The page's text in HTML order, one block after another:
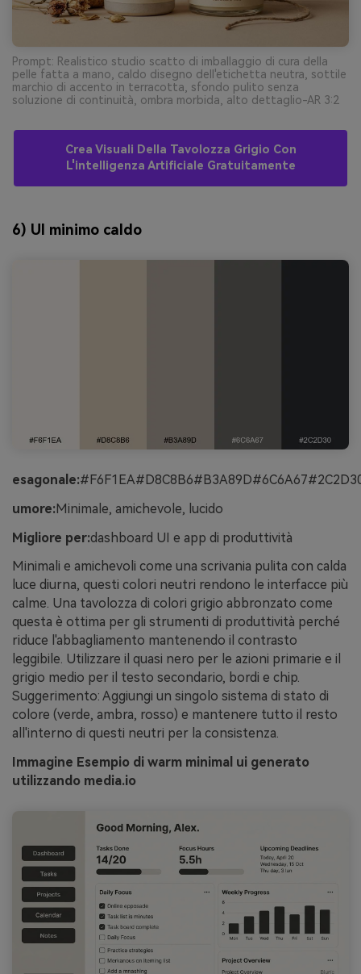
Prompt: Realistico studio scatto di imballaggio di cura della
pelle fatta a mano, caldo disegno dell'etichetta neutra, sottile
marchio di accento in terracotta, sfondo pulito senza
soluzione di continuità, ombra morbida, alto dettaglio-AR 3:2
Crea Visuali Della Tavolozza Grigio Con
L'intelligenza Artificiale Gratuitamente
6) UI minimo caldo
esagonale:
umore:Minimale, amichevole, lucido
Migliore per:dashboard UI e app di produttività
Minimali e amichevoli come una scrivania pulita con calda
luce diurna, questi colori neutri rendono le interfacce più
calme. Una tavolozza di colori grigio abbronzato come
questa è ottima per gli strumenti di produttività perché
riduce l'abbagliamento mantenendo il contrasto
leggibile. Utilizzare il quasi nero per le azioni primarie e il
grigio medio per il testo secondario, bordi e chip.
Suggerimento: Aggiungi un singolo sistema di stato di
colore (verde, ambra, rosso) e mantenere tutto il resto
all'interno di questi neutri per la consistenza.
Immagine Esempio di warm minimal ui generato
utilizzando media.io